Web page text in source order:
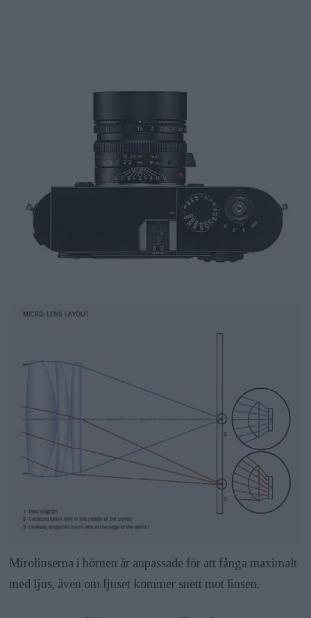
Mirolinserna i hörnen är anpassade för att fånga maximalt
med ljus, även om ljuset kommer snett mot linsen.